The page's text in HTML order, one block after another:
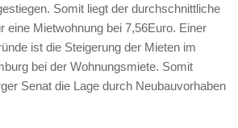
Somit liegt der durchschnittliche
eine Mietwohnung bei 7,56Euro. Einer
ist die Steigerung der Mieten im
bei der Wohnungsmiete. Somit
Senat die Lage durch Neubauvorhaben